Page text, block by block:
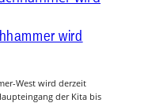
wird
West wird derzeit
der Kita bis